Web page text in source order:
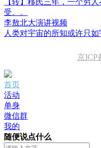
【转】移民三年，一个穷
受。。
李敖北大演讲视频
人类对宇宙的所知或许只
京ICP
首页
活动
单身
微信群
我的
随便说点什么